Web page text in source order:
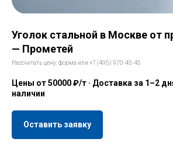
Уголок стальной в Москве от
— Прометей
Рассчитать цену: форма или +7 (495) 970-45-45
Цены от 50000 ₽/т · Доставка за 1–2
наличии
Оставить заявку